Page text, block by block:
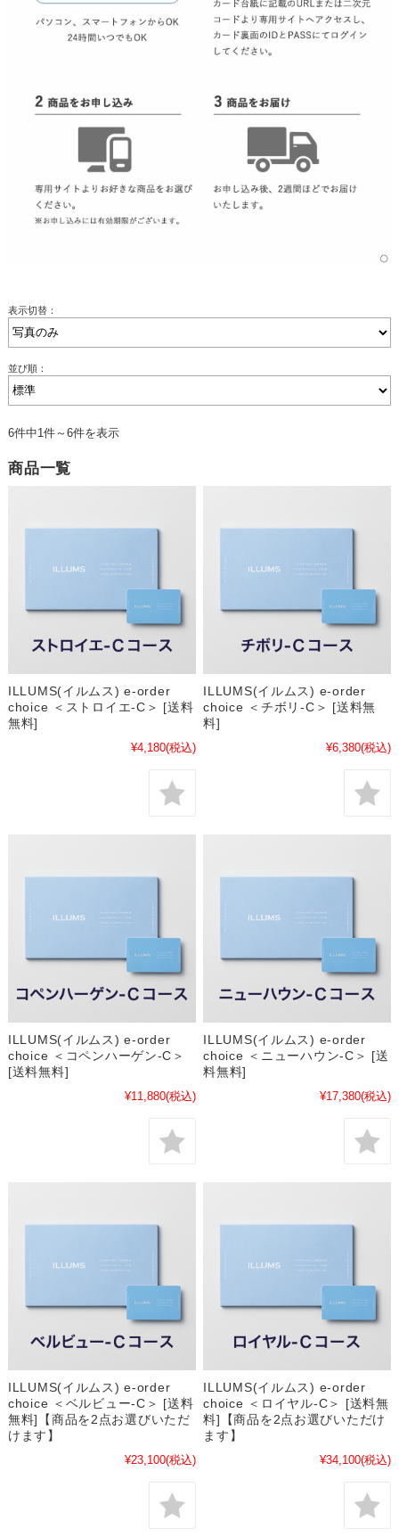
表示切替：
並び順：
6件中1件～6件を表示
商品一覧
ILLUMS(イルムス) e-order
choice ＜ストロイエ-C＞ [送料
無料]
¥4,180(税込)
ILLUMS(イルムス) e-order
choice ＜チボリ-C＞ [送料無
料]
¥6,380(税込)
ILLUMS(イルムス) e-order
choice ＜コペンハーゲン-C＞
[送料無料]
¥11,880(税込)
ILLUMS(イルムス) e-order
choice ＜ニューハウン-C＞ [送
料無料]
¥17,380(税込)
ILLUMS(イルムス) e-order
choice ＜ベルビュー-C＞ [送料
無料]【商品を2点お選びいただ
けます】
¥23,100(税込)
ILLUMS(イルムス) e-order
choice ＜ロイヤル-C＞ [送料無
料]【商品を2点お選びいただけ
ます】
¥34,100(税込)